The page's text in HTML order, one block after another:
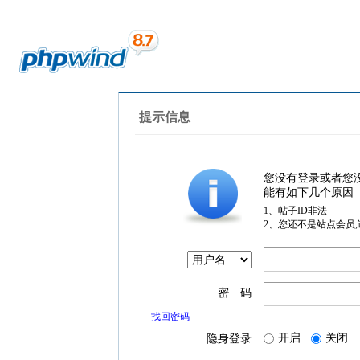
提示信息
您没有登录或者您
能有如下几个原因
1、帖子ID非法
2、您还不是站点会员
密 码
找回密码
隐身登录 开启 关闭